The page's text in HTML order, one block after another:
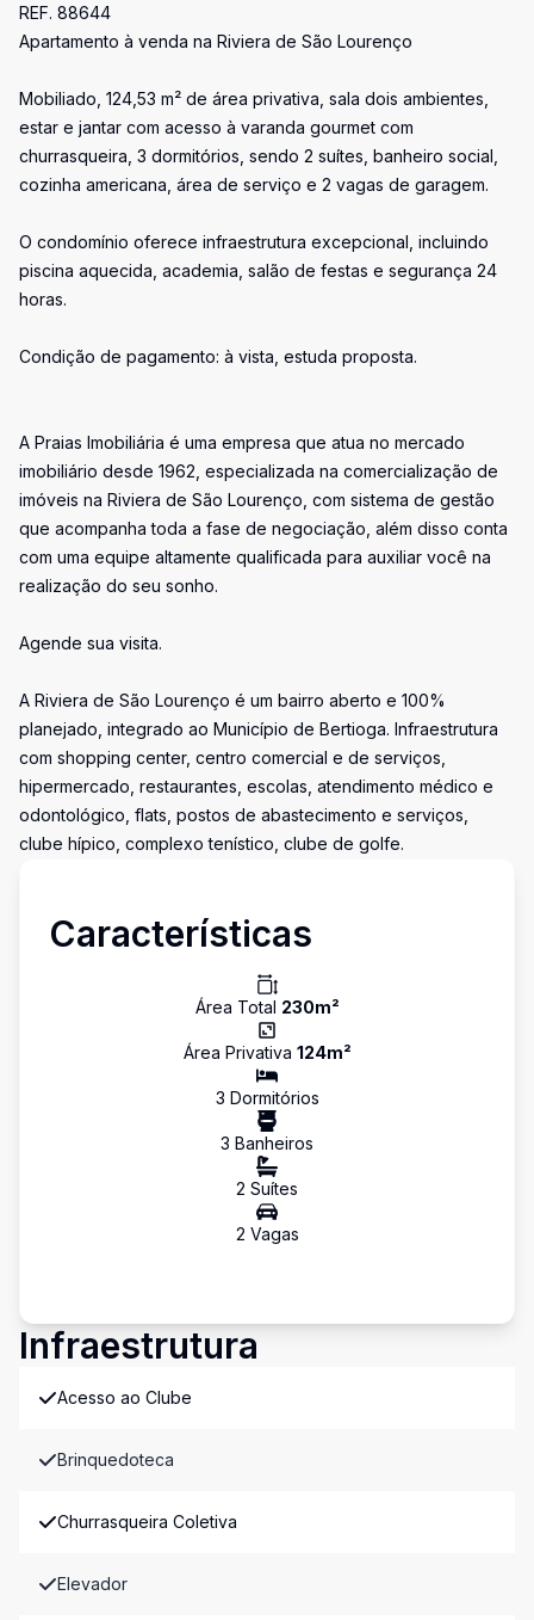
REF. 88644
Apartamento à venda na Riviera de São Lourenço
Mobiliado, 124,53 m² de área privativa, sala dois ambientes,
estar e jantar com acesso à varanda gourmet com
churrasqueira, 3 dormitórios, sendo 2 suítes, banheiro social,
cozinha americana, área de serviço e 2 vagas de garagem.
O condomínio oferece infraestrutura excepcional, incluindo
piscina aquecida, academia, salão de festas e segurança 24
horas.
Condição de pagamento: à vista, estuda proposta.
A Praias Imobiliária é uma empresa que atua no mercado
imobiliário desde 1962, especializada na comercialização de
imóveis na Riviera de São Lourenço, com sistema de gestão
que acompanha toda a fase de negociação, além disso conta
com uma equipe altamente qualificada para auxiliar você na
realização do seu sonho.
Agende sua visita.
A Riviera de São Lourenço é um bairro aberto e 100%
planejado, integrado ao Município de Bertioga. Infraestrutura
com shopping center, centro comercial e de serviços,
hipermercado, restaurantes, escolas, atendimento médico e
odontológico, flats, postos de abastecimento e serviços,
clube hípico, complexo tenístico, clube de golfe.
Características
Área Total 230m²
Área Privativa 124m²
3 Dormitórios
3 Banheiros
2 Suítes
2 Vagas
Infraestrutura
Acesso ao Clube
Brinquedoteca
Churrasqueira Coletiva
Elevador